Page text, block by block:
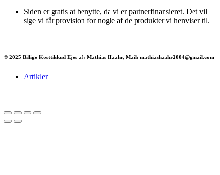
Siden er gratis at benytte, da vi er partnerfinansieret. Det vil
sige vi får provision for nogle af de produkter vi henviser til.
© 2025 Billige Kosttilskud Ejes af: Mathias Haahr, Mail: mathiashaahr2004@gmail.com
Artikler